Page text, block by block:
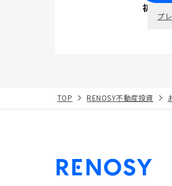
初回面
プ
TOP RENOSY不動産投資